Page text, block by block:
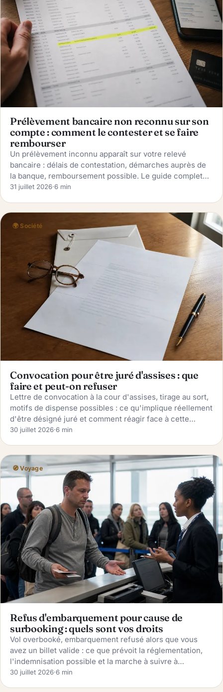
Prélèvement bancaire non reconnu sur son
compte : comment le contester et se faire
rembourser
Un prélèvement inconnu apparaît sur votre relevé
bancaire : délais de contestation, démarches auprès de
la banque, remboursement possible. Le guide complet
pour agir vite et récupérer votre argent.
31 juillet 2026·6 min
🌍 Société
Convocation pour être juré d'assises : que
faire et peut-on refuser
Lettre de convocation à la cour d'assises, tirage au sort,
motifs de dispense possibles : ce qu'implique réellement
d'être désigné juré et comment réagir face à cette
convocation.
30 juillet 2026·6 min
🧭 Voyage
Refus d'embarquement pour cause de
surbooking : quels sont vos droits
Vol overbooké, embarquement refusé alors que vous
avez un billet valide : ce que prévoit la réglementation,
l'indemnisation possible et la marche à suivre à
l'aéroport.
30 juillet 2026·6 min